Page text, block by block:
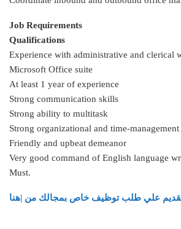
Job Requirements
Qualifications
Experience with administrative and clerical
Microsoft Office suite
At least 1 year of experience
Strong communication skills
Strong ability to multitask
Strong organizational and time-
Friendly and upbeat demeanor
Very good command of English language
Must.
علي طلب توظيف خاص بمجالك من |هنا